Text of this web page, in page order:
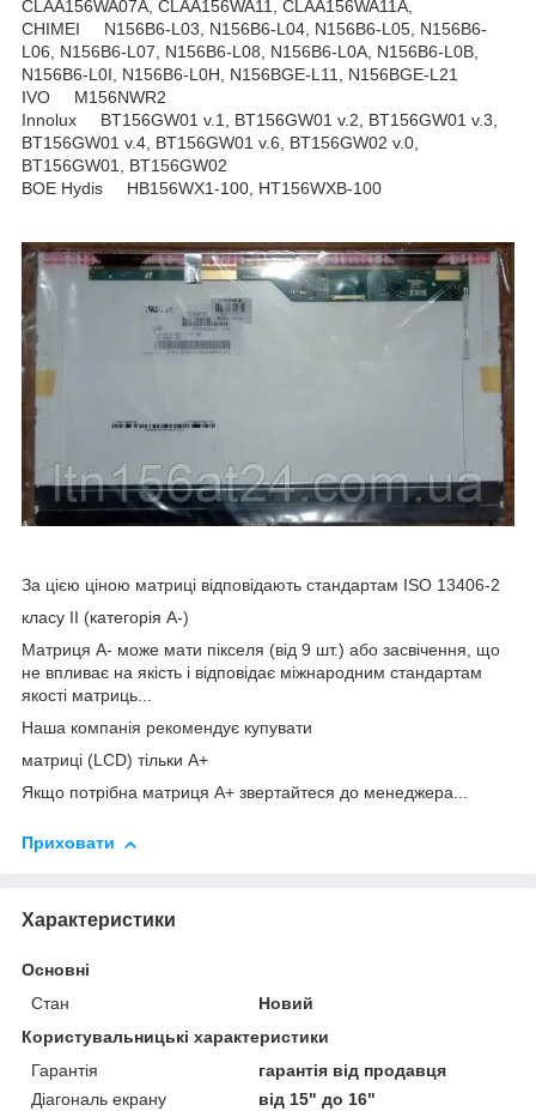
CLAA156WA07A, CLAA156WA11, CLAA156WA11A,
CHIMEI N156B6-L03, N156B6-L04, N156B6-L05, N156B6-
L06, N156B6-L07, N156B6-L08, N156B6-L0A, N156B6-L0B,
N156B6-L0I, N156B6-L0H, N156BGE-L11, N156BGE-L21
IVO M156NWR2
Innolux BT156GW01 v.1, BT156GW01 v.2, BT156GW01 v.3,
BT156GW01 v.4, BT156GW01 v.6, BT156GW02 v.0,
BT156GW01, BT156GW02
BOE Hydis HB156WX1-100, HT156WXB-100
За цією ціною матриці відповідають стандартам ISO 13406-2
класу II (категорія А-)
Матриця А- може мати пікселя (від 9 шт.) або засвічення, що
не впливає на якість і відповідає міжнародним стандартам
якості матриць...
Наша компанія рекомендує купувати
матриці (LCD) тільки А+
Якщо потрібна матриця А+ звертайтеся до менеджера...
Приховати
Характеристики
Основні
Стан
Новий
Користувальницькі характеристики
Гарантія
гарантія від продавця
Діагональ екрану
від 15" до 16"